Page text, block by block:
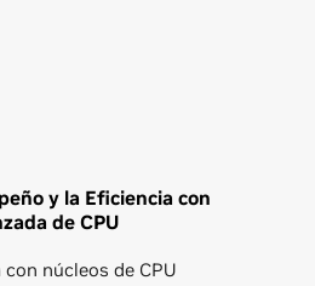
y la Eficiencia con
de CPU
con núcleos de CPU